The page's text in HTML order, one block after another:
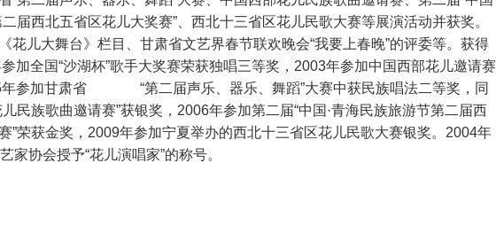
届西北五省区花儿大奖赛”、西北十三省区花儿民歌大赛等展演活动并获奖。
花儿大舞台》栏目、甘肃省文艺界春节联欢晚会“我要上春晚”的评委等。获得
加全国“沙湖杯”歌手大奖赛荣获独唱三等奖，2003年参加中国西部花儿邀请赛
参加甘肃省
“第二届声乐、器乐、舞蹈”大赛中获民族唱法二等奖，同
民族歌曲邀请赛”获银奖，2006年参加第二届“中国·青海民族旅游节第二届西
”荣获金奖，2009年参加宁夏举办的西北十三省区花儿民歌大赛银奖。2004年
家协会授予“花儿演唱家”的称号。